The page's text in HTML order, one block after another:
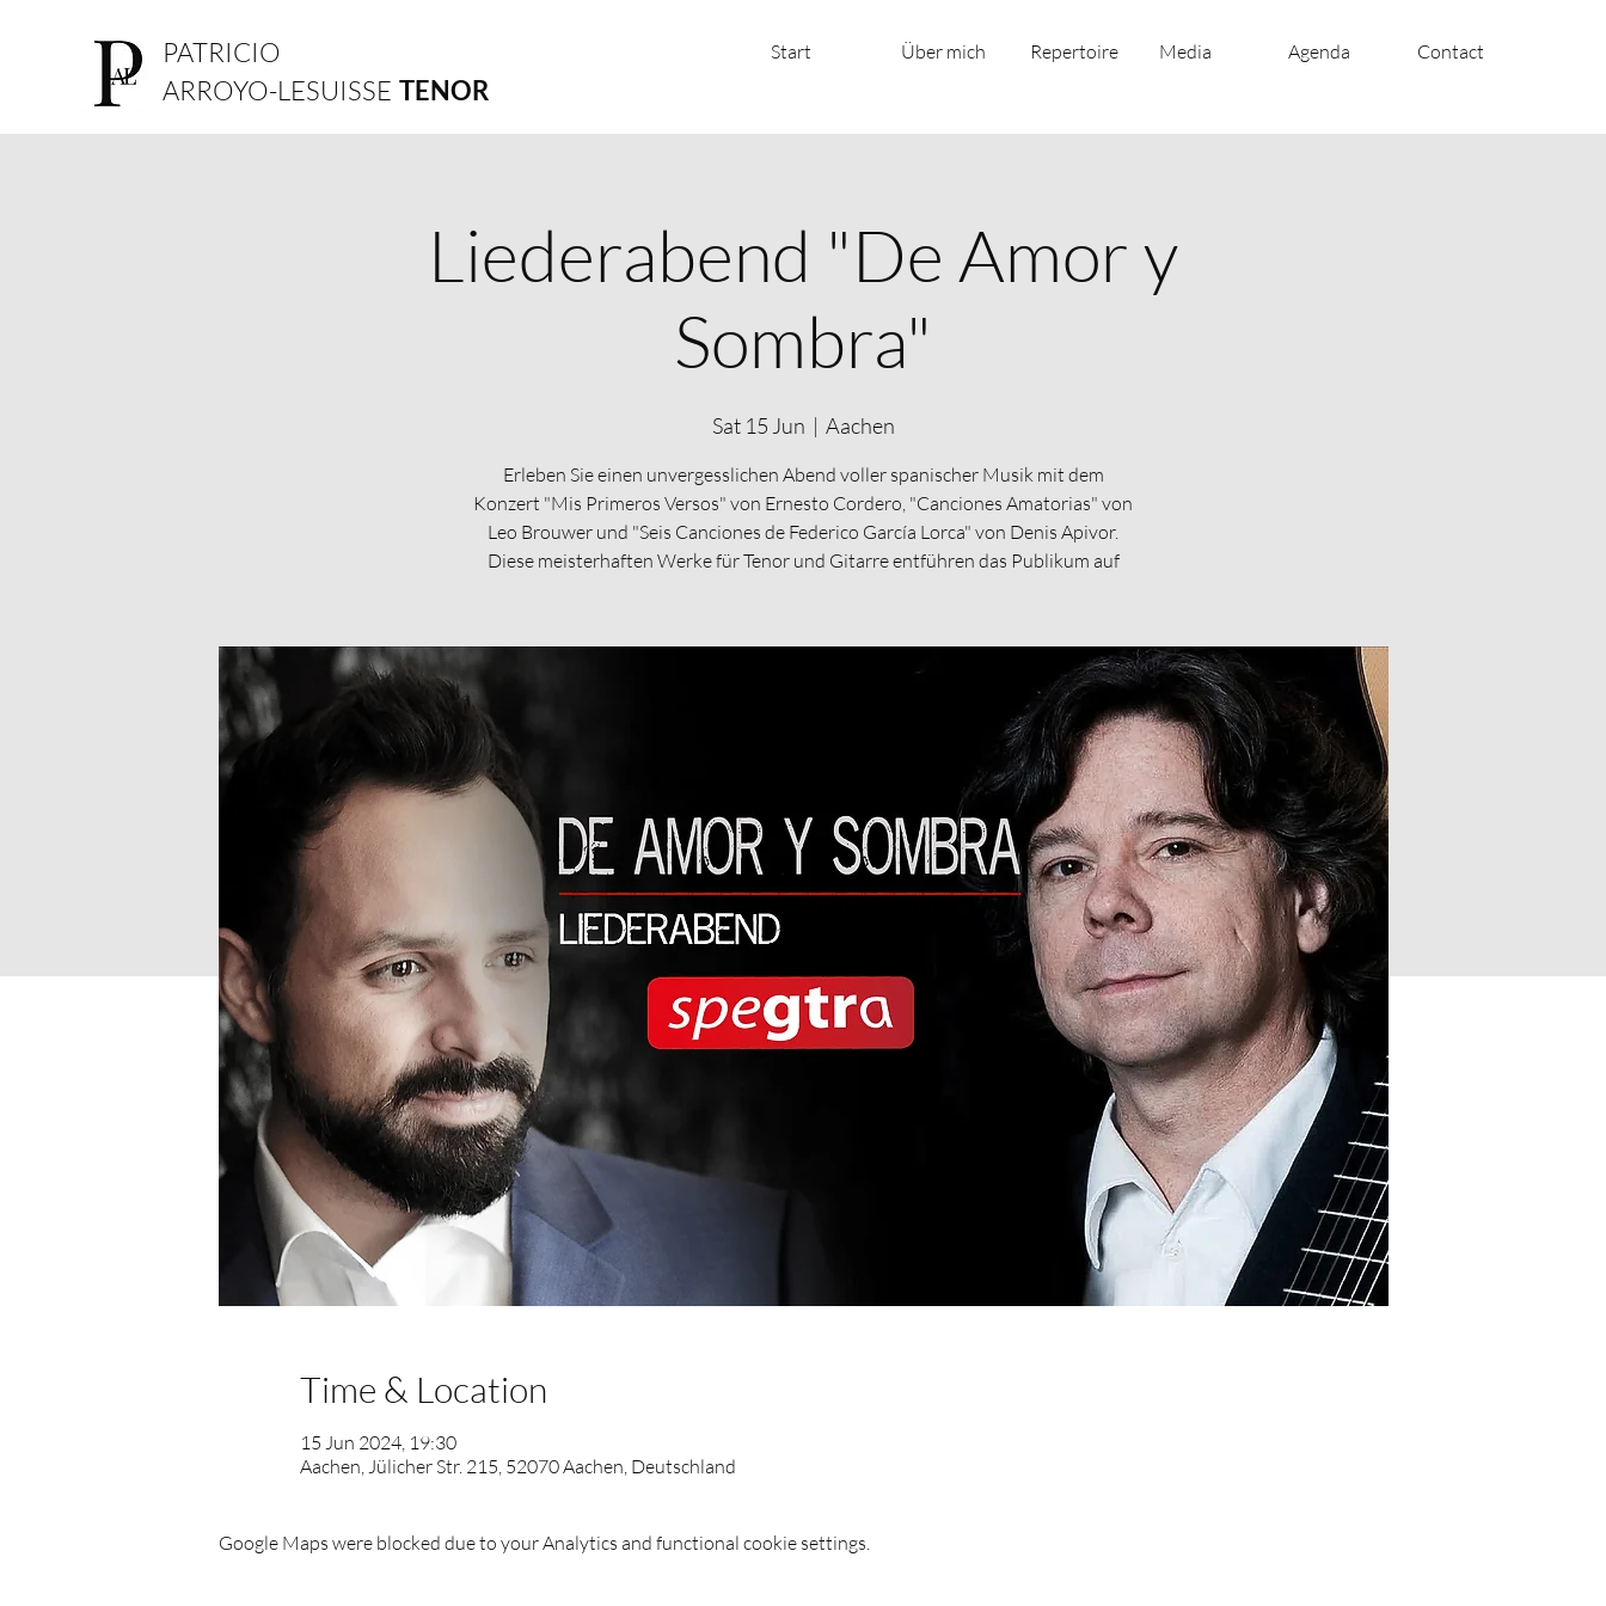
PATRICIO
ARROYO-LESUISSE TENOR
Start Über mich Repertoire Media Agenda Contact
Liederabend "De Amor y
Sombra"
Sat 15 Jun
  |
Aachen
Erleben Sie einen unvergesslichen Abend voller spanischer Musik mit dem
Konzert "Mis Primeros Versos" von Ernesto Cordero, "Canciones Amatorias" von
Leo Brouwer und "Seis Canciones de Federico García Lorca" von Denis Apivor.
Diese meisterhaften Werke für Tenor und Gitarre entführen das Publikum auf
Time & Location
15 Jun 2024, 19:30
Aachen, Jülicher Str. 215, 52070 Aachen, Deutschland
Google Maps were blocked due to your Analytics and functional cookie settings.